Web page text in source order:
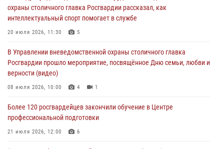
04 августа 2026, 14:00
Офицер Росгвардии стал гостем прямого эфира на «Радио Москвы»
04 августа 2026, 12:28
В Москве росгвардейцы задержали подозреваемого в нападении
на охранника торгового центра (видео)
В Главном управлении Росгвардии по городу Москве подвели итоги
работы подразделений за прошедший месяц
охраны столичного главка Росгвардии рассказал, как
интеллектуальный спорт помогает в службе
20 июля 2026, 11:30 5
В Управлении вневедомственной охраны столичного главка
Росгвардии прошло мероприятие, посвящённое Дню семьи, любви и
верности (видео)
08 июля 2026, 10:00 4 1
Более 120 росгвардейцев закончили обучение в Центре
профессиональной подготовки
21 июля 2026, 12:00 6